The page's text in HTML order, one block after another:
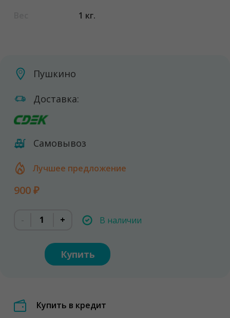
1 кг.
Пушкино
Доставка:
Самовывоз
Лучшее предложение
900 ₽
+ В наличии
Купить
Купить в кредит